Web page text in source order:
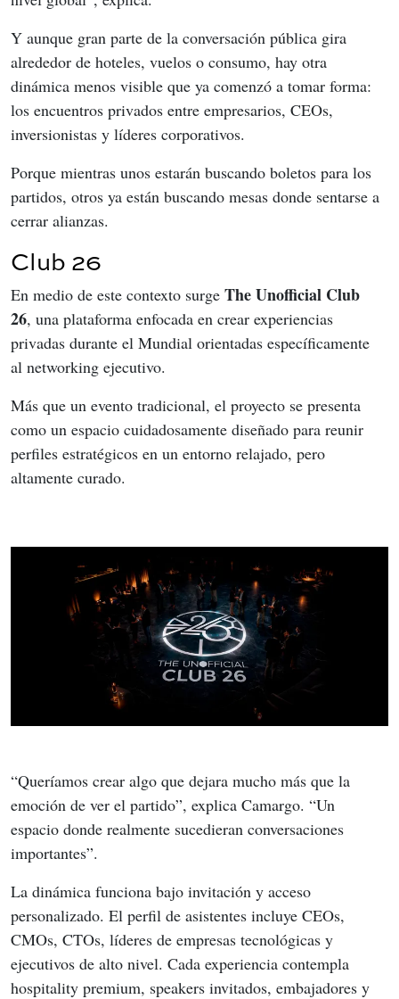
Y aunque gran parte de la conversación pública gira
alrededor de hoteles, vuelos o consumo, hay otra
dinámica menos visible que ya comenzó a tomar forma:
los encuentros privados entre empresarios, CEOs,
inversionistas y líderes corporativos.
Porque mientras unos estarán buscando boletos para los
partidos, otros ya están buscando mesas donde sentarse a
cerrar alianzas.
Club 26
En medio de este contexto surge The Unofficial Club
26, una plataforma enfocada en crear experiencias
privadas durante el Mundial orientadas específicamente
al networking ejecutivo.
Más que un evento tradicional, el proyecto se presenta
como un espacio cuidadosamente diseñado para reunir
perfiles estratégicos en un entorno relajado, pero
altamente curado.
“Queríamos crear algo que dejara mucho más que la
emoción de ver el partido”, explica Camargo. “Un
espacio donde realmente sucedieran conversaciones
importantes”.
La dinámica funciona bajo invitación y acceso
personalizado. El perfil de asistentes incluye CEOs,
CMOs, CTOs, líderes de empresas tecnológicas y
ejecutivos de alto nivel. Cada experiencia contempla
hospitality premium, speakers invitados, embajadores y